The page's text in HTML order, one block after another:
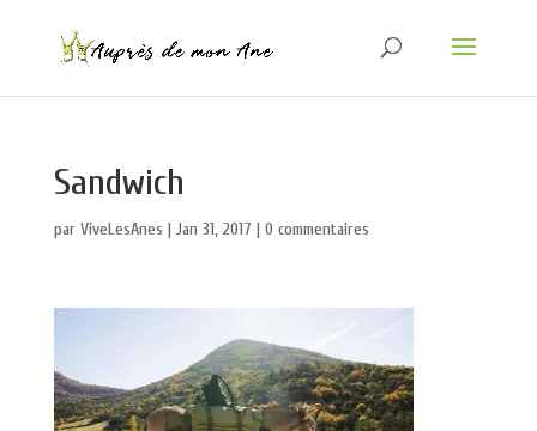
Sandwich
par ViveLesAnes | Jan 31, 2017 | 0 commentaires